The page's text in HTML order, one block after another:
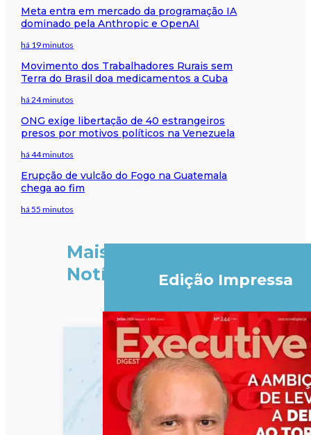
Meta entra em mercado da programação IA
dominado pela Anthropic e OpenAI
há 19 minutos
Movimento dos Trabalhadores Rurais sem
Terra do Brasil doa medicamentos a Cuba
há 24 minutos
ONG exige libertação de 40 estrangeiros
presos por motivos políticos na Venezuela
há 44 minutos
Erupção de vulcão do Fogo na Guatemala
chega ao fim
há 55 minutos
Mais
Notícias
Edição Impressa